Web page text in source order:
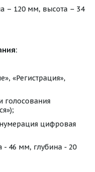
– 120 мм, высота – 34
«Регистрация»,
голосования
цифровая
46 мм, глубина - 20